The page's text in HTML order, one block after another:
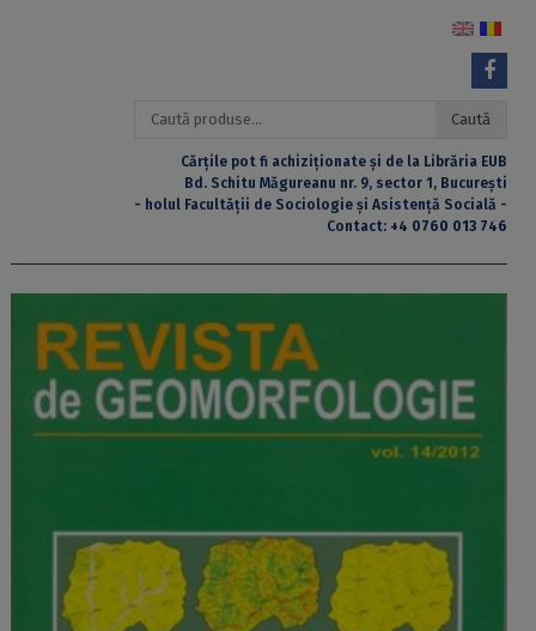
Caută
Caută
Cărțile pot fi achiziționate și de la Librăria EUB
Bd. Schitu Măgureanu nr. 9, sector 1, București
- holul Facultății de Sociologie și Asistență Socială -
Contact: +4 0760 013 746